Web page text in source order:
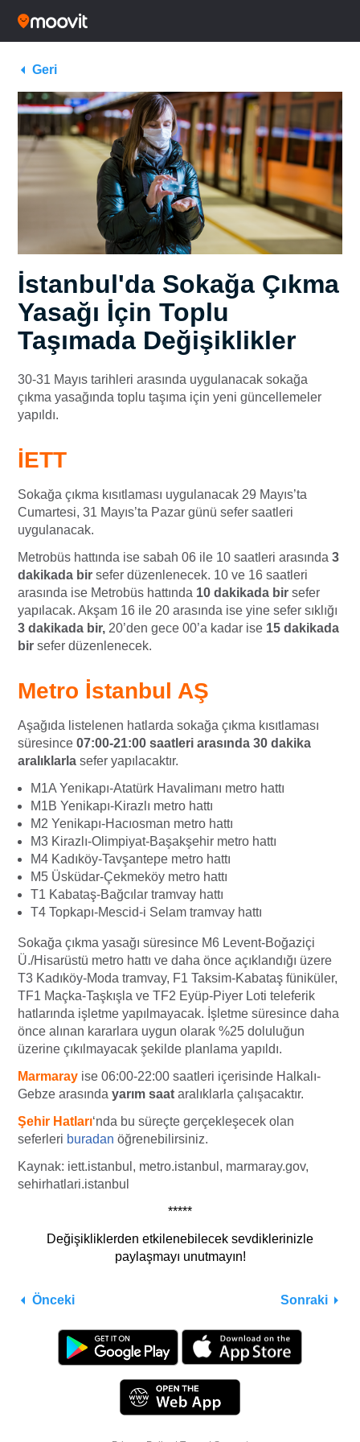
Geri
İstanbul'da Sokağa Çıkma
Yasağı İçin Toplu
Taşımada Değişiklikler
30-31 Mayıs tarihleri arasında uygulanacak sokağa
çıkma yasağında toplu taşıma için yeni güncellemeler
yapıldı.
İETT
Sokağa çıkma kısıtlaması uygulanacak 29 Mayıs’ta
Cumartesi, 31 Mayıs’ta Pazar günü sefer saatleri
uygulanacak.
Metrobüs hattında ise sabah 06 ile 10 saatleri arasında 3
dakikada bir sefer düzenlenecek. 10 ve 16 saatleri
arasında ise Metrobüs hattında 10 dakikada bir sefer
yapılacak. Akşam 16 ile 20 arasında ise yine sefer sıklığı
3 dakikada bir, 20’den gece 00’a kadar ise 15 dakikada
bir sefer düzenlenecek.
Metro İstanbul AŞ
Aşağıda listelenen hatlarda sokağa çıkma kısıtlaması
süresince 07:00-21:00 saatleri arasında 30 dakika
aralıklarla sefer yapılacaktır.
M1A Yenikapı-Atatürk Havalimanı metro hattı
M1B Yenikapı-Kirazlı metro hattı
M2 Yenikapı-Hacıosman metro hattı
M3 Kirazlı-Olimpiyat-Başakşehir metro hattı
M4 Kadıköy-Tavşantepe metro hattı
M5 Üsküdar-Çekmeköy metro hattı
T1 Kabataş-Bağcılar tramvay hattı
T4 Topkapı-Mescid-i Selam tramvay hattı
Sokağa çıkma yasağı süresince M6 Levent-Boğaziçi
Ü./Hisarüstü metro hattı ve daha önce açıklandığı üzere
T3 Kadıköy-Moda tramvay, F1 Taksim-Kabataş füniküler,
TF1 Maçka-Taşkışla ve TF2 Eyüp-Piyer Loti teleferik
hatlarında işletme yapılmayacak. İşletme süresince daha
önce alınan kararlara uygun olarak %25 doluluğun
üzerine çıkılmayacak şekilde planlama yapıldı.
Marmaray ise 06:00-22:00 saatleri içerisinde Halkalı-
Gebze arasında yarım saat aralıklarla çalışacaktır.
Şehir Hatları‘nda bu süreçte gerçekleşecek olan
seferleri buradan öğrenebilirsiniz.
Kaynak: iett.istanbul, metro.istanbul, marmaray.gov,
sehirhatlari.istanbul
*****
Değişikliklerden etkilenebilecek sevdiklerinizle
paylaşmayı unutmayın!
Önceki Sonraki